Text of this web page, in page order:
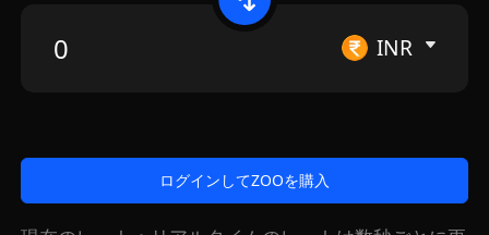
INR
ログインしてZOOを購入